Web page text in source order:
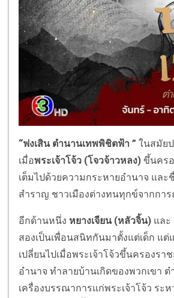
“ฟงเสิน ตำนานเทพพิชิตฟ้า ” ในสมัย
เมื่อพระเจ้าโจ้ว (โจวจ้าวหลง) ขึ้นคร
เต็มไปด้วยความกระหายอำนาจ แล
สำราญ ชาวเมืองต่างทนทุกข์จากกา
อีกด้านหนึ่ง หยางเจียน (หลัวจิ้น) และ
สองเป็นเพื่อนสนิทกันมาตั้งแต่เด็ก แต่
เปลี่ยนไปเมื่อพระเจ้าโจ้วขึ้นครองรา
อำนาจ ทำลายบ้านเกิดของพวกเขา ต๋
เครื่องบรรณาการแก่พระเจ้าโจ้ว ระ